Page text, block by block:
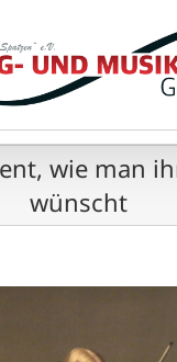
wie man
wünscht